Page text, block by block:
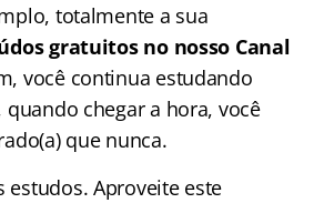
totalmente a sua
gratuitos no nosso Canal
você continua estudando
chegar a hora, você
que nunca.
estudos. Aproveite este